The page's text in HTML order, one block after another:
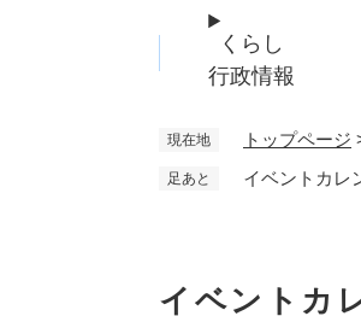
くらし
行政情報
現在地 トップページ
足あと イベントカレ
文
イベントカ